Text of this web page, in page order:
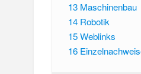
13 Maschinenbau
14 Robotik
15Weblinks
16